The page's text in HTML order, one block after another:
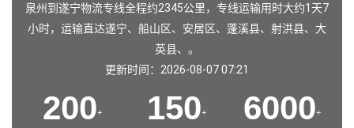
泉州到遂宁物流专线全程约2345公里，专线运输用时大约1天7
小时，运输直达遂宁、船山区、安居区、蓬溪县、射洪县、大
英县、。
更新时间：2026-08-07 07:21
200+ 150+ 6000+